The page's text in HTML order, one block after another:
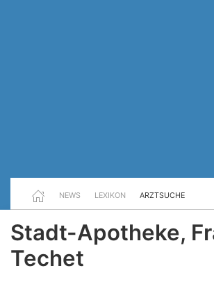
NEWS LEXIKON ARZTSUCHE
Stadt-Apotheke,
Techet